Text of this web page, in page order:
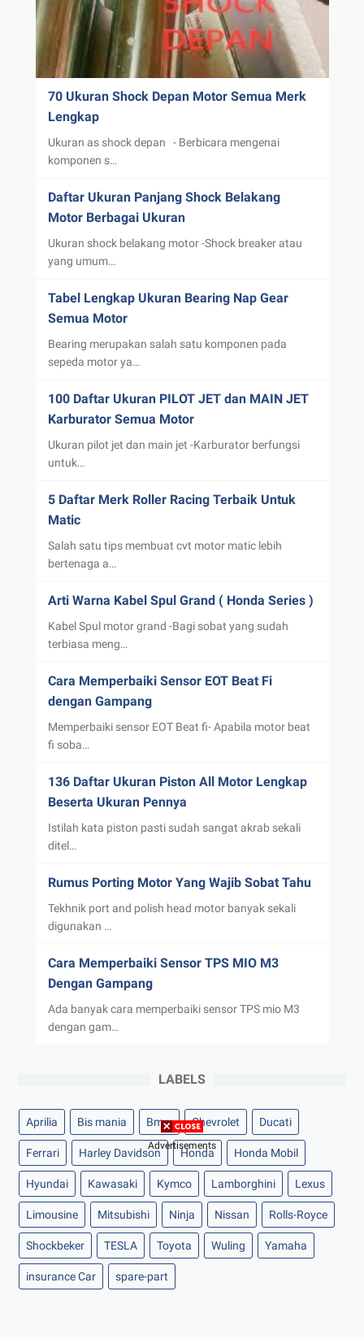
70 Ukuran Shock Depan Motor Semua Merk
Lengkap
Ukuran as shock depan - Berbicara mengenai
komponen s…
Daftar Ukuran Panjang Shock Belakang
Motor Berbagai Ukuran
Ukuran shock belakang motor -Shock breaker atau
yang umum…
Tabel Lengkap Ukuran Bearing Nap Gear
Semua Motor
Bearing merupakan salah satu komponen pada
sepeda motor ya…
100 Daftar Ukuran PILOT JET dan MAIN JET
Karburator Semua Motor
Ukuran pilot jet dan main jet -Karburator berfungsi
untuk…
5 Daftar Merk Roller Racing Terbaik Untuk
Matic
Salah satu tips membuat cvt motor matic lebih
bertenaga a…
Arti Warna Kabel Spul Grand ( Honda Series )
Kabel Spul motor grand -Bagi sobat yang sudah
terbiasa meng…
Cara Memperbaiki Sensor EOT Beat Fi
dengan Gampang
Memperbaiki sensor EOT Beat fi- Apabila motor beat
fi soba…
136 Daftar Ukuran Piston All Motor Lengkap
Beserta Ukuran Pennya
Istilah kata piston pasti sudah sangat akrab sekali
ditel…
Rumus Porting Motor Yang Wajib Sobat Tahu
Tekhnik port and polish head motor banyak sekali
digunakan …
Cara Memperbaiki Sensor TPS MIO M3
Dengan Gampang
Ada banyak cara memperbaiki sensor TPS mio M3
dengan gam…
LABELS
Aprilia Bis mania Bmw Chevrolet Ducati
Ferrari Harley Davidson Honda Honda Mobil
Hyundai Kawasaki Kymco Lamborghini Lexus
Limousine Mitsubishi Ninja Nissan Rolls-Royce
Shockbeker TESLA Toyota Wuling Yamaha
insurance Car spare-part
Advertisements